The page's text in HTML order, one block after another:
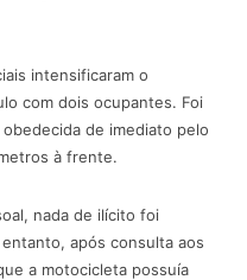
intensificaram o
com dois ocupantes. Foi
de imediato pelo
à frente.
nada de ilícito foi
após consulta aos
a motocicleta possuía